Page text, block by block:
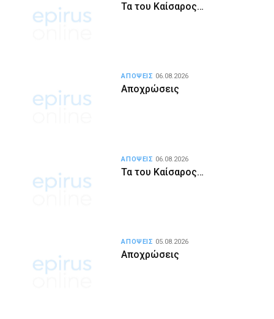
Τα του Καίσαρος…
Αποχρώσεις
ΑΠΟΨΕΙΣ 06.08.2026
Τα του Καίσαρος…
ΑΠΟΨΕΙΣ 06.08.2026
Αποχρώσεις
ΑΠΟΨΕΙΣ 05.08.2026